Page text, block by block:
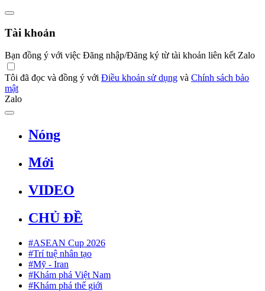
Tài khoản
Bạn đồng ý với việc Đăng nhập/Đăng ký từ tài khoản liên kết Zalo
Tôi đã đọc và đồng ý với Điều khoản sử dụng và Chính sách bảo
mật
Zalo
Nóng
Mới
VIDEO
CHỦ ĐỀ
#ASEAN Cup 2026
#Trí tuệ nhân tạo
#Mỹ - Iran
#Khám phá Việt Nam
#Khám phá thế giới